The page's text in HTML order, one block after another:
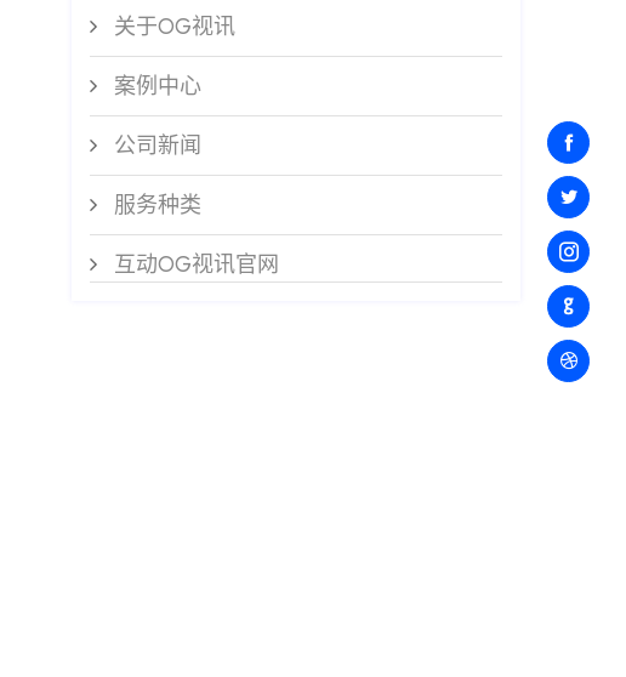
关于OG视讯
案例中心
公司新闻
服务种类
互动OG视讯官网